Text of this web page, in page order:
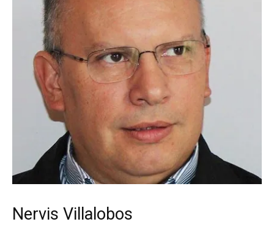
Nervis Villalobos